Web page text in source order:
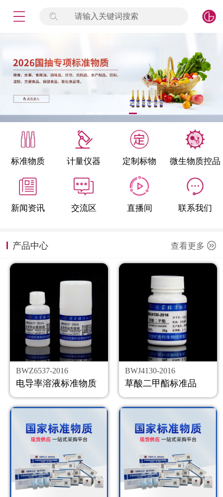
请输入关键词搜索
标准物质 计量仪器 定制标物 微生物质控品
新闻资讯 交流区 直播间 联系我们
产品中心 查看更多
BWZ6537-2016
电导率溶液标准物质
BWJ4130-2016
草酸二甲酯标准品
标准物质
产品专项
微生物检测/质控品
定制标物
定制仪器
新闻资讯
公司主页
购物车
会员中心
联系我们
返回主页